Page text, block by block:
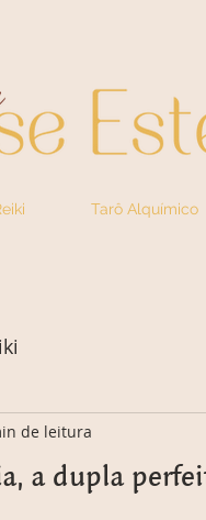
Tarô Alquímico
a dupla
de leitura